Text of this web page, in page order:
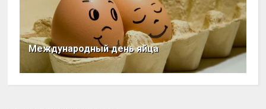
Международный день яйца